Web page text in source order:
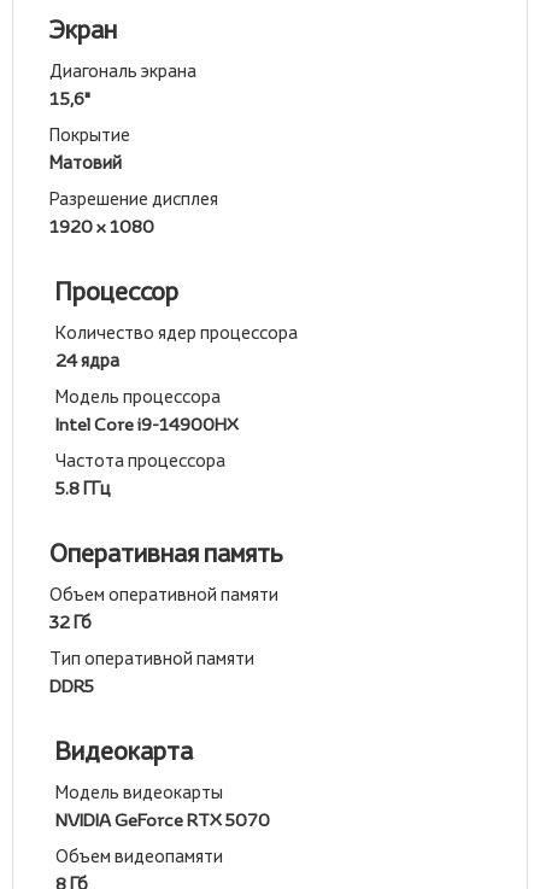
Экран
Диагональ экрана
15,6"
Покрытие
Матовий
Разрешение дисплея
1920 x 1080
Процессор
Количество ядер процессора
24 ядра
Модель процессора
Intel Core i9-14900HX
Частота процессора
5.8 ГГц
Оперативная память
Объем оперативной памяти
32 Гб
Тип оперативной памяти
DDR5
Видеокарта
Модель видеокарты
NVIDIA GeForce RTX 5070
Объем видеопамяти
8 Гб